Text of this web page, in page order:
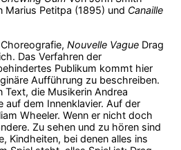
Marius Petitpa (1895) und Canaille
Nouvelle Vague Drag
Das Verfahren der
Publikum kommt hier
Aufführung zu beschreiben.
Text, die Musikerin Andrea
auf dem Innenklavier. Auf der
Wheeler. Wenn er nicht doch
Zu sehen und zu hören sind
Kindheiten, bei denen alles ins